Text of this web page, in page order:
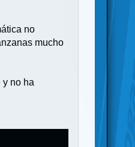
no
mucho
y no ha